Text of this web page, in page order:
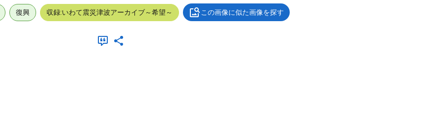
復興 収録:いわて震災津波アーカイブ～希望～ この画像に似た画像を探す